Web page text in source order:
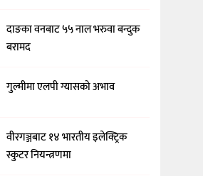
दाङका वनबाट ५५ नाल भरुवा बन्दुक
बरामद
गुल्मीमा एलपी ग्यासको अभाव
वीरगञ्जबाट १४ भारतीय इलेक्ट्रिक
स्कुटर नियन्त्रणमा